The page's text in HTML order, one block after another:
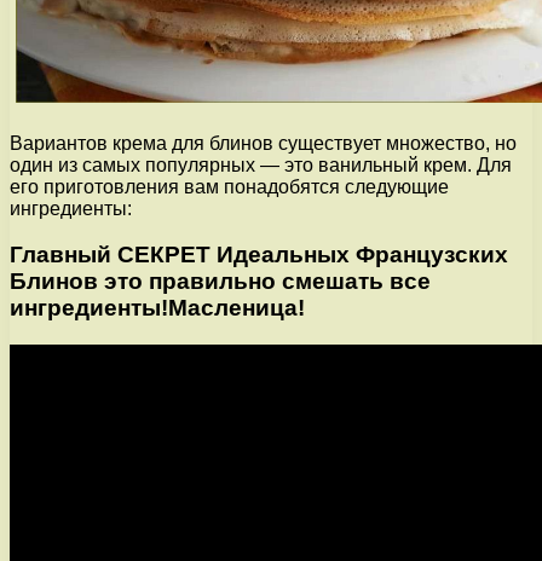
Вариантов крема для блинов существует множество, но
один из самых популярных — это ванильный крем. Для
его приготовления вам понадобятся следующие
ингредиенты:
Главный СЕКРЕТ Идеальных Французских
Блинов это правильно смешать все
ингредиенты!Масленица!